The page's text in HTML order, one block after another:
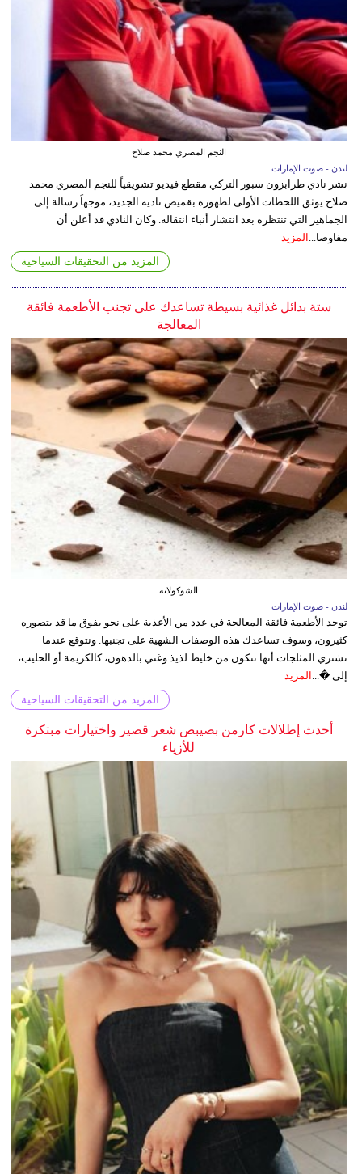
النجم المصري محمد صلاح
لندن - صوت الإمارات
نشر نادي طرابزون سبور التركي مقطع فيديو تشويقياً للنجم المصري محمد
صلاح يوثق اللحظات الأولى لظهوره بقميص ناديه الجديد، موجهاً رسالة إلى
الجماهير التي تنتظره بعد انتشار أنباء انتقاله. وكان النادي قد أعلن أن
مفاوضا... المزيد
المزيد من التحقيقات السياحية
ستة بدائل غذائية بسيطة تساعدك على تجنب الأطعمة فائقة
المعالجة
الشوكولاتة
لندن - صوت الإمارات
توجد الأطعمة فائقة المعالجة في عدد من الأغذية على نحو يفوق ما قد يتصوره
كثيرون، وسوف تساعدك هذه الوصفات الشهية على تجنبها. ونتوقع عندما
نشتري المثلجات أنها تتكون من خليط لذيذ وغني بالدهون، كالكريمة أو الحليب،
إلى �... المزيد
المزيد من التحقيقات السياحية
أحدث إطلالات كارمن بصيبص شعر قصير واختيارات مبتكرة
للأزياء